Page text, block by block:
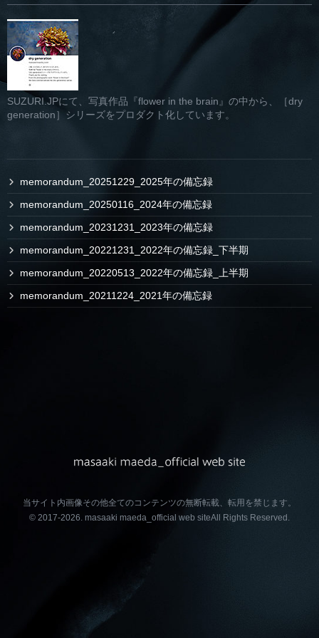
SUZURI.JPにて、写真作品『flower in the brain』の中から、［dry
generation］シリーズをプロダクト化しています。
memorandum_20251229_2025年の備忘録
memorandum_20250116_2024年の備忘録
memorandum_20231231_2023年の備忘録
memorandum_20221231_2022年の備忘録_下半期
memorandum_20220513_2022年の備忘録_上半期
memorandum_20211224_2021年の備忘録
当サイト内画像その他全てのコンテンツの無断転載、転用を禁じます。
© 2017-2026. masaaki maeda_official web siteAll Rights Reserved.